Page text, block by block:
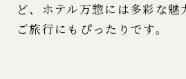
ど、ホテル万惣には多彩な
ご旅行にもぴったりです。